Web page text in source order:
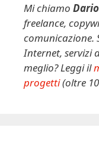
Mi chiamo
freelance,
comunicazione.
Internet, servizi
meglio? Leggi il
progetti(oltre